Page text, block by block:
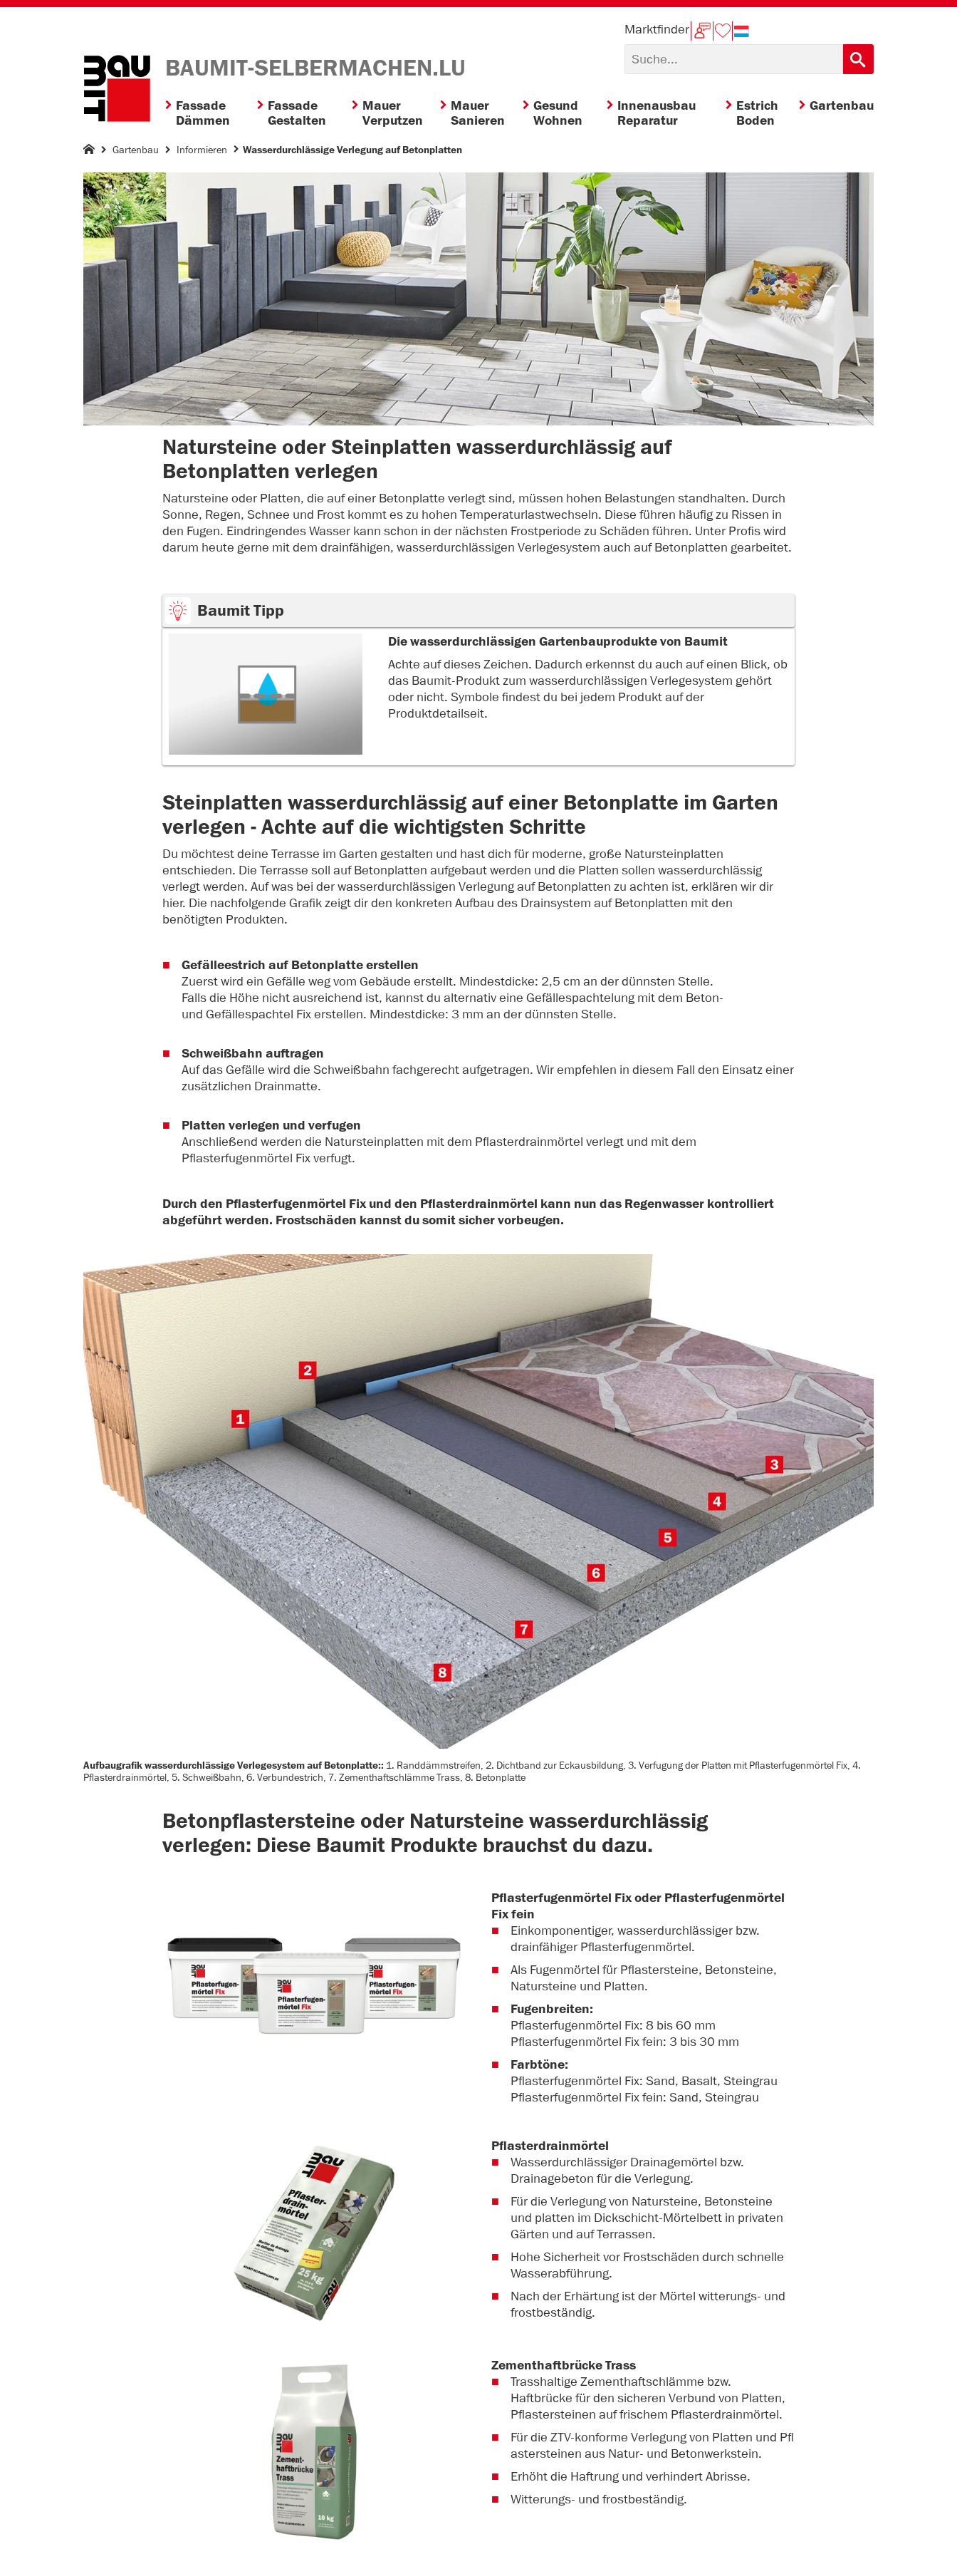
BAUMIT-SELBERMACHEN.LU
Marktfinder
Fassade
Dämmen
Fassade
Gestalten
Mauer
Verputzen
Mauer
Sanieren
Gesund
Wohnen
Innenausbau
Reparatur
Estrich
Boden
Gartenbau
Gartenbau Informieren Wasserdurchlässige Verlegung auf Betonplatten
Natursteine oder Steinplatten wasserdurchlässig auf
Betonplatten verlegen
Natursteine oder Platten, die auf einer Betonplatte verlegt sind, müssen hohen Belastungen standhalten. Durch
Sonne, Regen, Schnee und Frost kommt es zu hohen Temperaturlastwechseln. Diese führen häufig zu Rissen in
den Fugen. Eindringendes Wasser kann schon in der nächsten Frostperiode zu Schäden führen. Unter Profis wird
darum heute gerne mit dem drainfähigen, wasserdurchlässigen Verlegesystem auch auf Betonplatten gearbeitet.
Baumit Tipp
Die wasserdurchlässigen Gartenbauprodukte von Baumit
Achte auf dieses Zeichen. Dadurch erkennst du auch auf einen Blick, ob
das Baumit-Produkt zum wasserdurchlässigen Verlegesystem gehört
oder nicht. Symbole findest du bei jedem Produkt auf der
Produktdetailseit.
Steinplatten wasserdurchlässig auf einer Betonplatte im Garten
verlegen - Achte auf die wichtigsten Schritte
Du möchtest deine Terrasse im Garten gestalten und hast dich für moderne, große Natursteinplatten
entschieden. Die Terrasse soll auf Betonplatten aufgebaut werden und die Platten sollen wasserdurchlässig
verlegt werden. Auf was bei der wasserdurchlässigen Verlegung auf Betonplatten zu achten ist, erklären wir dir
hier. Die nachfolgende Grafik zeigt dir den konkreten Aufbau des Drainsystem auf Betonplatten mit den
benötigten Produkten.
Gefälleestrich auf Betonplatte erstellen
Zuerst wird ein Gefälle weg vom Gebäude erstellt. Mindestdicke: 2,5 cm an der dünnsten Stelle.
Falls die Höhe nicht ausreichend ist, kannst du alternativ eine Gefällespachtelung mit dem Beton-
und Gefällespachtel Fix erstellen. Mindestdicke: 3 mm an der dünnsten Stelle.
Schweißbahn auftragen
Auf das Gefälle wird die Schweißbahn fachgerecht aufgetragen. Wir empfehlen in diesem Fall den Einsatz einer
zusätzlichen Drainmatte.
Platten verlegen und verfugen
Anschließend werden die Natursteinplatten mit dem Pflasterdrainmörtel verlegt und mit dem
Pflasterfugenmörtel Fix verfugt.
Durch den Pflasterfugenmörtel Fix und den Pflasterdrainmörtel kann nun das Regenwasser kontrolliert
abgeführt werden. Frostschäden kannst du somit sicher vorbeugen.
Aufbaugrafik wasserdurchlässige Verlegesystem auf Betonplatte:: 1. Randdämmstreifen, 2. Dichtband zur Eckausbildung, 3. Verfugung der Platten mit Pflasterfugenmörtel Fix, 4.
Pflasterdrainmörtel, 5. Schweißbahn, 6. Verbundestrich, 7. Zementhaftschlämme Trass, 8. Betonplatte
Betonpflastersteine oder Natursteine wasserdurchlässig
verlegen: Diese Baumit Produkte brauchst du dazu.
Pflasterfugenmörtel Fix oder Pflasterfugenmörtel
Fix fein
Einkomponentiger, wasserdurchlässiger bzw.
drainfähiger Pflasterfugenmörtel.
Als Fugenmörtel für Pflastersteine, Betonsteine,
Natursteine und Platten.
Fugenbreiten:
Pflasterfugenmörtel Fix: 8 bis 60 mm
Pflasterfugenmörtel Fix fein: 3 bis 30 mm
Farbtöne:
Pflasterfugenmörtel Fix: Sand, Basalt, Steingrau
Pflasterfugenmörtel Fix fein: Sand, Steingrau
Pflasterdrainmörtel
Wasserdurchlässiger Drainagemörtel bzw.
Drainagebeton für die Verlegung.
Für die Verlegung von Natursteine, Betonsteine
und platten im Dickschicht-Mörtelbett in privaten
Gärten und auf Terrassen.
Hohe Sicherheit vor Frostschäden durch schnelle
Wasserabführung.
Nach der Erhärtung ist der Mörtel witterungs- und
frostbeständig.
Zementhaftbrücke Trass
Trasshaltige Zementhaftschlämme bzw.
Haftbrücke für den sicheren Verbund von Platten,
Pflastersteinen auf frischem Pflasterdrainmörtel.
Für die ZTV-konforme Verlegung von Platten und Pfl
astersteinen aus Natur- und Betonwerkstein.
Erhöht die Haftrung und verhindert Abrisse.
Witterungs- und frostbeständig.